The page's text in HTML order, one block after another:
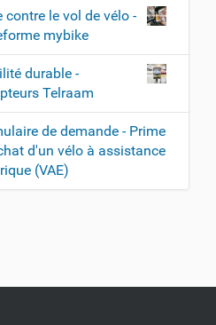
contre le vol de vélo -
mybike
durable -
Telraam
de demande - Prime
d'un vélo à assistance
(VAE)